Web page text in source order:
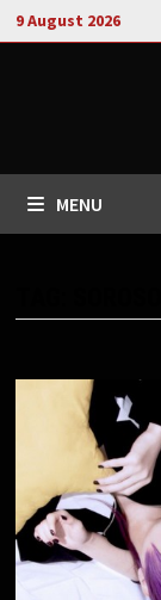
Skip
to
9 August 2026
MENU